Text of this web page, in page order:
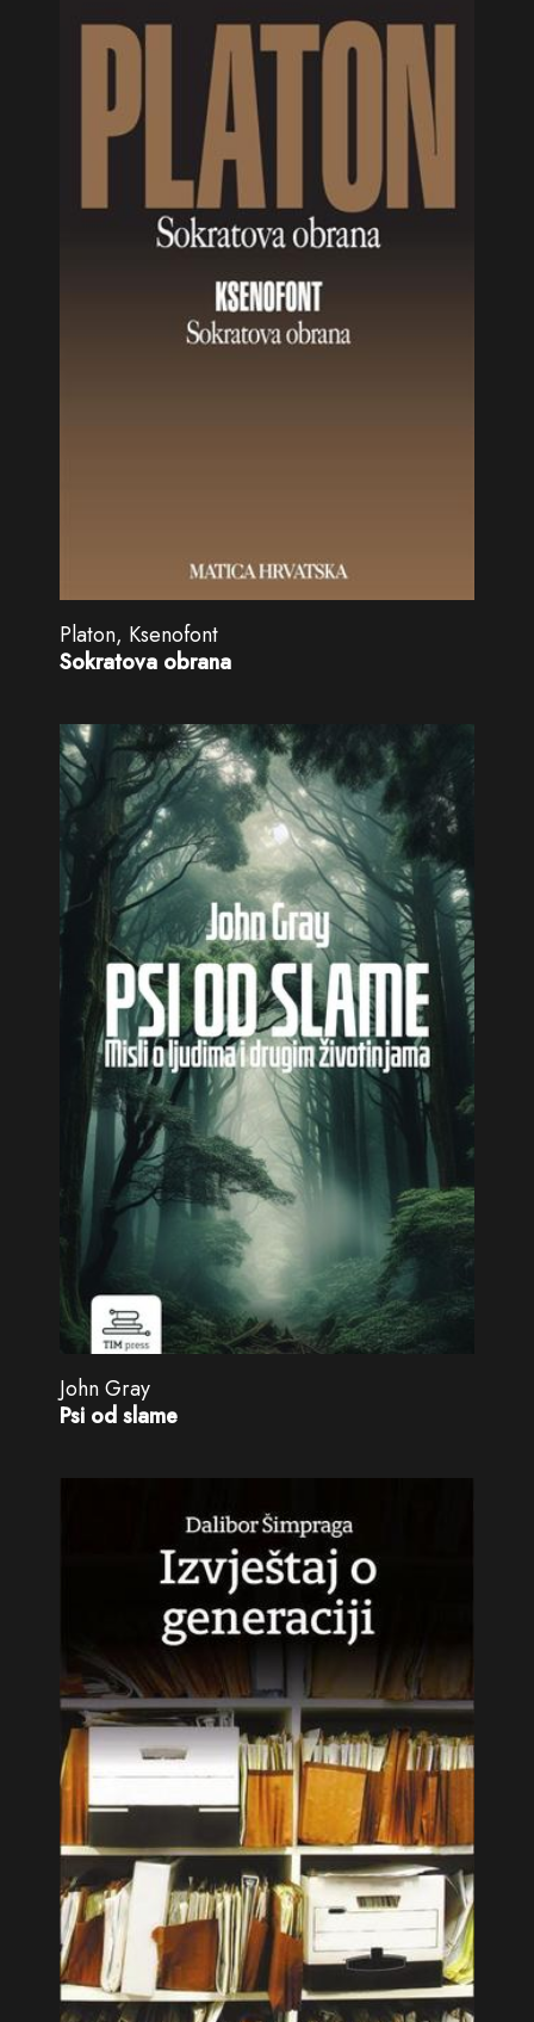
Platon, Ksenofont
Sokratova obrana
John Gray
Psi od slame